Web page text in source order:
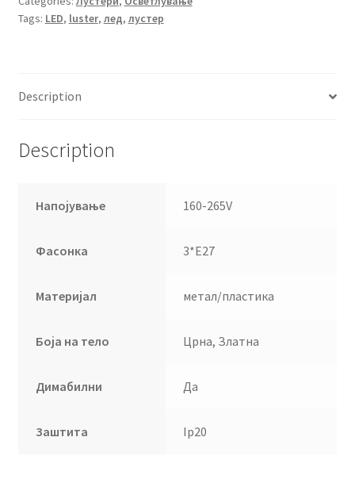
Tags: LED, luster, лед, лустер
Description
Description
Напојување 160-265V
Фасонка 3*Е27
Материјал метал/пластика
Боја на тело Црна, Златна
Димабилни Да
Заштита Ip20